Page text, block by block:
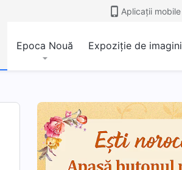
Aplicații mobile
Epoca Nouă Expoziție de imagini